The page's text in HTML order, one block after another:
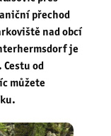
přechod
nad obcí
je
od
můžete